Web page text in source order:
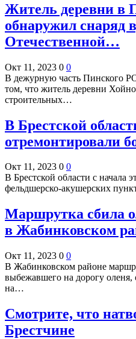
Житель деревни в
обнаружил снаряд
Отечественной…
Окт 11, 2023 0 0
В дежурную часть Пинского
том, что житель деревни
строительных…
В Брестской
отремонтировали
Окт 11, 2023 0 0
В Брестской области с начала
фельдшерско-акушерских
Маршрутка сбила
в Жабинковском
Окт 11, 2023 0 0
В Жабинковском районе
выбежавшего на дорогу
на…
Смотрите, что
Брестчине